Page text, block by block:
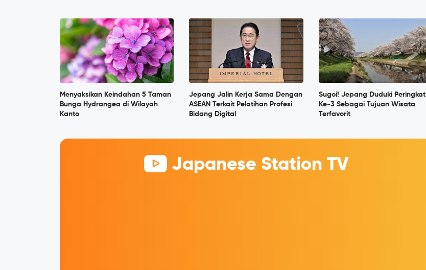
Menyaksikan Keindahan 5 Taman
Bunga Hydrangea di Wilayah
Kanto
Jepang Jalin Kerja Sama Dengan
ASEAN Terkait Pelatihan Profesi
Bidang Digital
Sugoi! Jepang Duduki Peringkat
Ke-3 Sebagai Tujuan Wisata
Terfavorit
Japanese Station TV